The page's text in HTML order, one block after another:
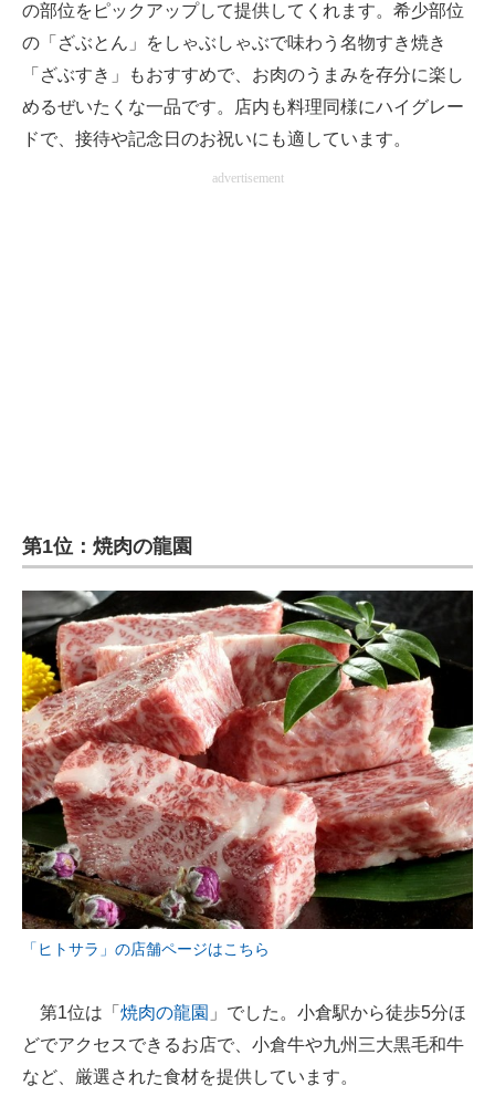
の部位をピックアップして提供してくれます。希少部位
の「ざぶとん」をしゃぶしゃぶで味わう名物すき焼き
「ざぶすき」もおすすめで、お肉のうまみを存分に楽し
めるぜいたくな一品です。店内も料理同様にハイグレー
ドで、接待や記念日のお祝いにも適しています。
advertisement
第1位：焼肉の龍園
「ヒトサラ」の店舗ページはこちら
第1位は「 焼肉の龍園 」でした。小倉駅から徒歩5分ほ
どでアクセスできるお店で、小倉牛や九州三大黒毛和牛
など、厳選された食材を提供しています。